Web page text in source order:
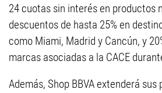
24 cuotas sin interés en productos
descuentos de hasta 25% en
como Miami, Madrid y Cancún, y
marcas asociadas a la CACE
Además, Shop BBVA extenderá